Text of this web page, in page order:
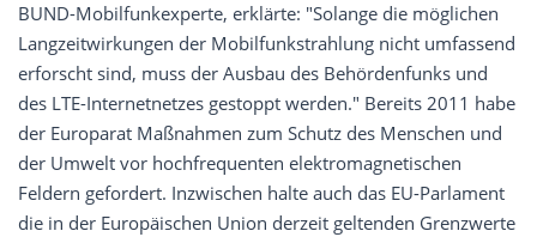
BUND-Mobilfunkexperte, erklärte: "Solange die möglichen
Langzeitwirkungen der Mobilfunkstrahlung nicht umfassend
erforscht sind, muss der Ausbau des Behördenfunks und
des LTE-Internetnetzes gestoppt werden." Bereits 2011 habe
der Europarat Maßnahmen zum Schutz des Menschen und
der Umwelt vor hochfrequenten elektromagnetischen
Feldern gefordert. Inzwischen halte auch das EU-Parlament
die in der Europäischen Union derzeit geltenden Grenzwerte